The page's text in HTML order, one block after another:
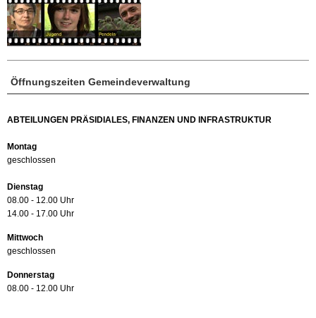
Öffnungszeiten Gemeindeverwaltung
ABTEILUNGEN PRÄSIDIALES, FINANZEN UND INFRASTRUKTUR
Montag
geschlossen
Dienstag
08.00 - 12.00 Uhr
14.00 - 17.00 Uhr
Mittwoch
geschlossen
Donnerstag
08.00 - 12.00 Uhr